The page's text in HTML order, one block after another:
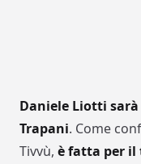
Daniele Liotti
Trapani. Come
Tivvù, è fatta per il